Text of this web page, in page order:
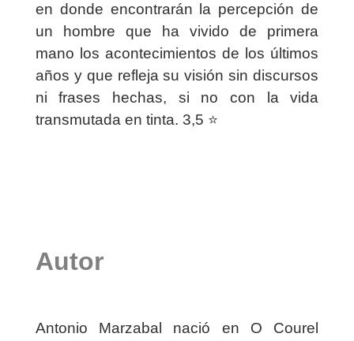
en donde encontrarán la percepción de
un hombre que ha vivido de primera
mano los acontecimientos de los últimos
años y que refleja su visión sin discursos
ni frases hechas, si no con la vida
transmutada en tinta. 3,5 ⭐️
Autor
Antonio Marzabal nació en O Courel